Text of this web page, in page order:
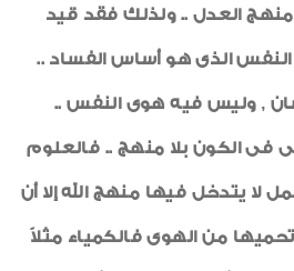
منهج العدل .. ولذلك فقد قيد
الذى هو أساس الفساد ..
, وليس فيه هوى النفس ..
فى الكون بلا منهج .. فالعلوم
لا يتدخل فيها منهج الله إلا أن
من الهوى فالكمياء مثلاً